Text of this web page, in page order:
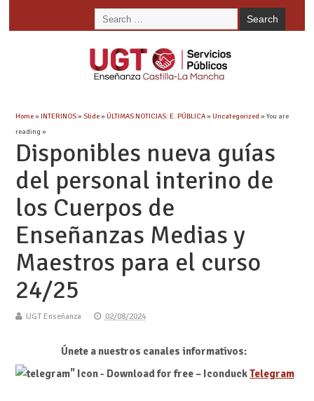
Home»INTERINOS»Slide»ÚLTIMAS NOTICIAS: E. PÚBLICA»Uncategorized » You are
reading »
Disponibles nueva guías
del personal interino de
los Cuerpos de
Enseñanzas Medias y
Maestros para el curso
24/25
UGT Enseñanza 02/08/2024
Únete a nuestros canales informativos:
Telegram